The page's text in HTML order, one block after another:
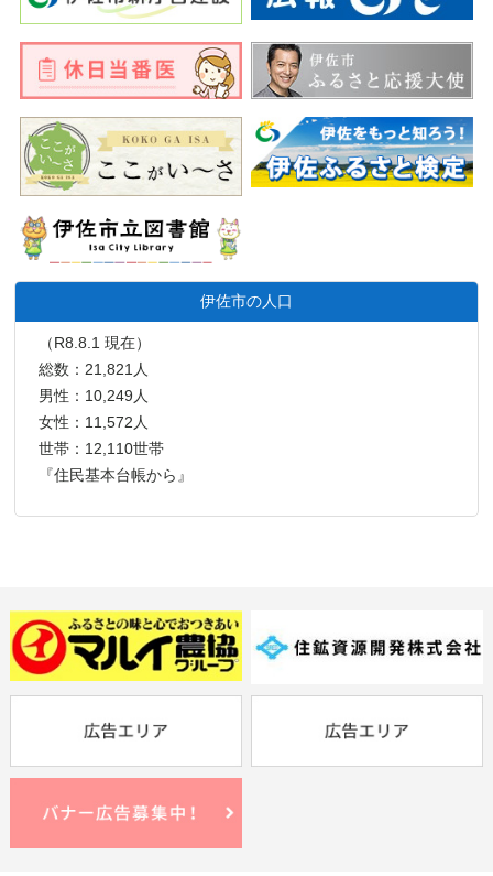
伊佐市の人口
（R8.8.1 現在）
総数：21,821人
男性：10,249人
女性：11,572人
世帯：12,110世帯
『住民基本台帳から』